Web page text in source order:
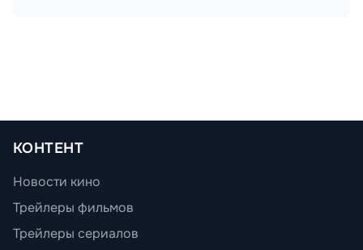
КОНТЕНТ
Новости кино
Трейлеры фильмов
Трейлеры сериалов